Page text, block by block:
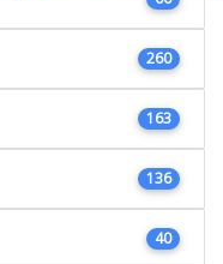
260
163
136
40